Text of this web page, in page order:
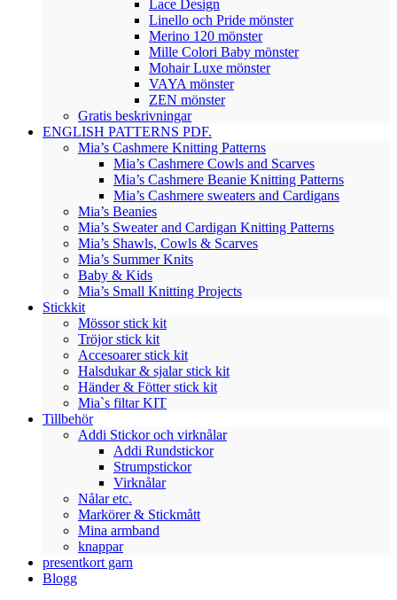
Lace Design
Linello och Pride mönster
Merino 120 mönster
Mille Colori Baby mönster
Mohair Luxe mönster
VAYA mönster
ZEN mönster
Gratis beskrivningar
ENGLISH PATTERNS PDF.
Mia’s Cashmere Knitting Patterns
Mia’s Cashmere Cowls and Scarves
Mia’s Cashmere Beanie Knitting Patterns
Mia’s Cashmere sweaters and Cardigans
Mia’s Beanies
Mia’s Sweater and Cardigan Knitting Patterns
Mia’s Shawls, Cowls & Scarves
Mia’s Summer Knits
Baby & Kids
Mia’s Small Knitting Projects
Stickkit
Mössor stick kit
Tröjor stick kit
Accesoarer stick kit
Halsdukar & sjalar stick kit
Händer & Fötter stick kit
Mia`s filtar KIT
Tillbehör
Addi Stickor och virknålar
Addi Rundstickor
Strumpstickor
Virknålar
Nålar etc.
Markörer & Stickmått
Mina armband
knappar
presentkort garn
Blogg